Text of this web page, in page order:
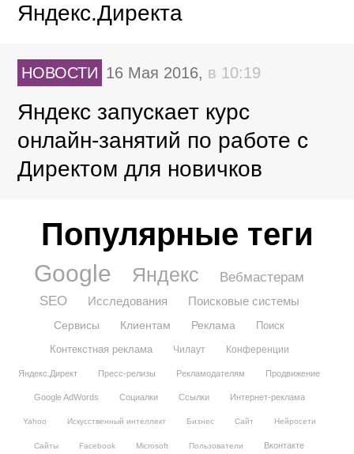
Яндекс.Директа
НОВОСТИ 16 Мая 2016, в 10:19
Яндекс запускает курс
онлайн-занятий по работе с
Директом для новичков
Популярные теги
Google Яндекс
Вебмастерам
SEO
Исследования Поисковые системы
Сервисы Клиентам Реклама
Поиск
Контекстная реклама
Чилаут Конференции
Яндекс.Директ Пресс-релизы Рекламодателям Продвижение
Google AdWords Социалки Ссылки Интернет-реклама
Yahoo Искусственный интеллект Бизнес Сайт Нейросети
Сайты Facebook Microsoft Пользователи Вконтакте